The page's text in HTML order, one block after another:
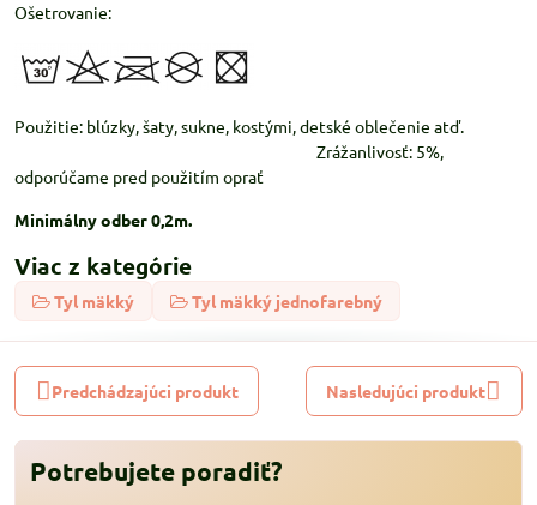
Ošetrovanie:
Použitie: blúzky, šaty, sukne, kostými, detské oblečenie atď.
Zrážanlivosť: 5%,
odporúčame pred použitím oprať
Minimálny odber 0,2m.
Viac z kategórie
Tyl mäkký Tyl mäkký jednofarebný
Predchádzajúci produkt Nasledujúci produkt
Potrebujete poradiť?